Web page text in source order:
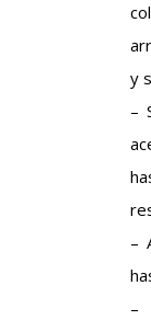
y
–
–
–